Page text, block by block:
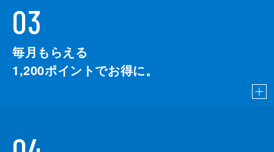
03
毎月もらえる
1,200ポイントでお得に。